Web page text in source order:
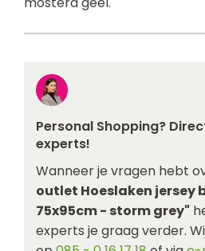
Personal Shopping?
experts!
Wanneer je vragen hebt
outlet Hoeslaken jersey
75x95cm - storm grey"
experts je graag verder.